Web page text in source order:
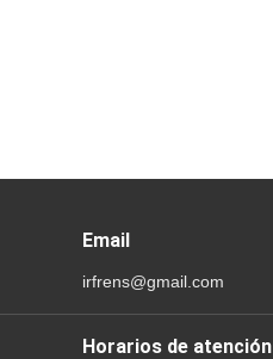
Email
irfrens@gmail.com
Horarios de atención